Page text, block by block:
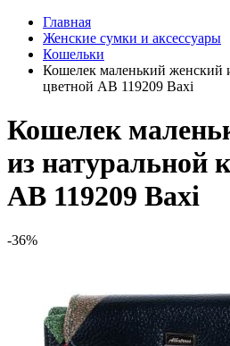
Главная
Женские сумки и аксессуары
Кошельки
Кошелек маленький женский
цветной AB 119209 Baxi
Кошелек
из натуральной
AB 119209 Baxi
-36%